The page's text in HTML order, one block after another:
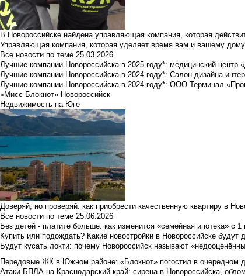
В Новороссийске найдена управляющая компания, которая
Управляющая компания, которая уделяет время вам и вашему
Все новости по теме 25.03.2026
Лучшие компании Новороссийска в 2025 году*: медицинский центр
Лучшие компании Новороссийска в 2024 году*: Салон дизайна
Лучшие компании Новороссийска в 2024 году*: ООО Терминал
«Мисс Блокнот» Новороссийск
Недвижимость на Юге
Доверяй, но проверяй: как приобрести качественную квартиру в
Все новости по теме 25.06.2026
Без детей - платите больше: как изменится «семейная ипотека» с
Купить или подождать? Какие новостройки в Новороссийске будут
Будут кусать локти: почему Новороссийск называют
Передовые ЖК в Южном районе: «Блокнот» погостил в очередном
Атаки БПЛА на Краснодарский край: сирена в Новороссийска,